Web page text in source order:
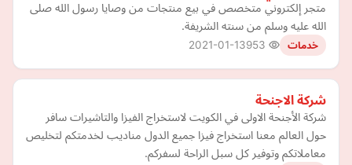
متجر إلكتروني متخصص في بيع منتجات من وصايا رسول الله صلى
الله عليه وسلم من سنته الشريفة.
خدمات 2021-01-13
شركة الاجنحة
شركة الأجنحة الاولى في الكويت لاستخراج الفيزا والتاشيرات سافر
حول العالم معنا استخراج فيزا جميع الدول مناديب لخدمتكم لتخليص
معاملاتكم وتوفير كل سبل الراحة لسفركم.